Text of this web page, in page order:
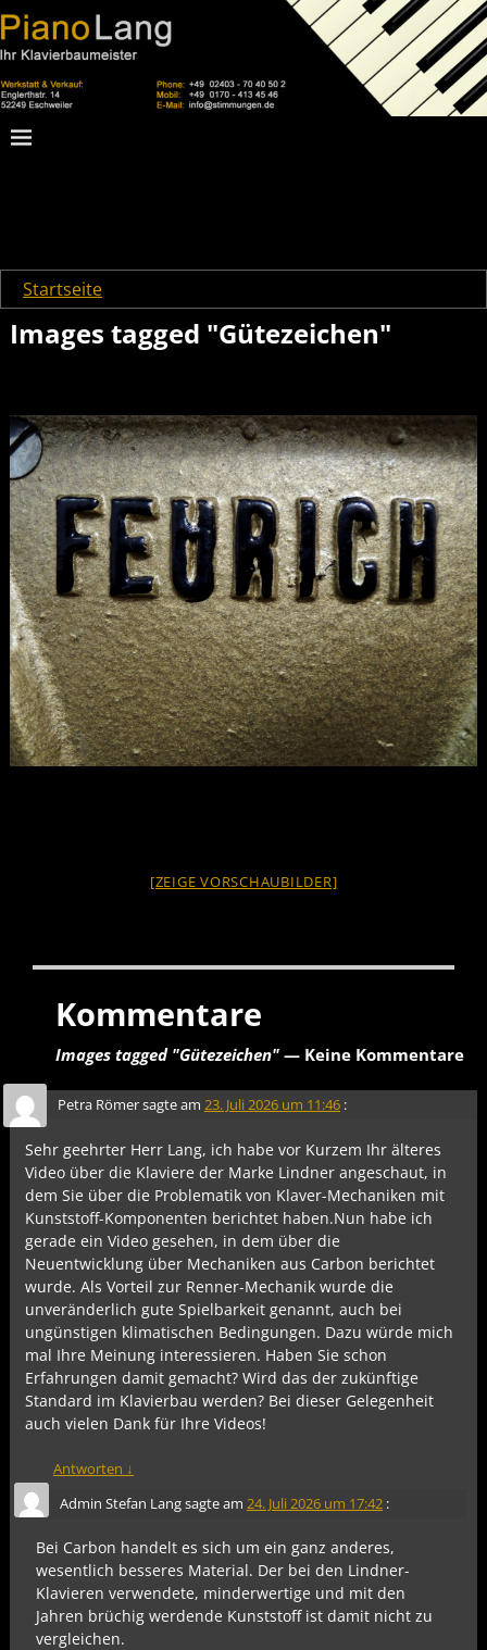
Startseite
Images tagged "Gütezeichen"
[ZEIGE VORSCHAUBILDER]
Kommentare
Images tagged "Gütezeichen"— Keine Kommentare
Petra Römersagte am 23. Juli 2026 um 11:46 :
Sehr geehrter Herr Lang, ich habe vor Kurzem Ihr älteres
Video über die Klaviere der Marke Lindner angeschaut, in
dem Sie über die Problematik von Klaver-Mechaniken mit
Kunststoff-Komponenten berichtet haben.Nun habe ich
gerade ein Video gesehen, in dem über die
Neuentwicklung über Mechaniken aus Carbon berichtet
wurde. Als Vorteil zur Renner-Mechanik wurde die
unveränderlich gute Spielbarkeit genannt, auch bei
ungünstigen klimatischen Bedingungen. Dazu würde mich
mal Ihre Meinung interessieren. Haben Sie schon
Erfahrungen damit gemacht? Wird das der zukünftige
Standard im Klavierbau werden? Bei dieser Gelegenheit
auch vielen Dank für Ihre Videos!
Antworten ↓
Admin Stefan Langsagte am 24. Juli 2026 um 17:42 :
Bei Carbon handelt es sich um ein ganz anderes,
wesentlich besseres Material. Der bei den Lindner-
Klavieren verwendete, minderwertige und mit den
Jahren brüchig werdende Kunststoff ist damit nicht zu
vergleichen.